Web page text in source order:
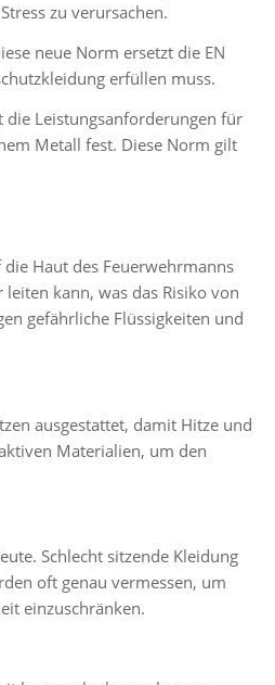
zu verursachen.
neue Norm ersetzt die EN
erfüllen muss.
die Leistungsanforderungen für
Metall fest. Diese Norm gilt
Haut des Feuerwehrmanns
kann, was das Risiko von
gefährliche Flüssigkeiten und
ausgestattet, damit Hitze und
Materialien, um den
Schlecht sitzende Kleidung
oft genau vermessen, um
einzuschränken.